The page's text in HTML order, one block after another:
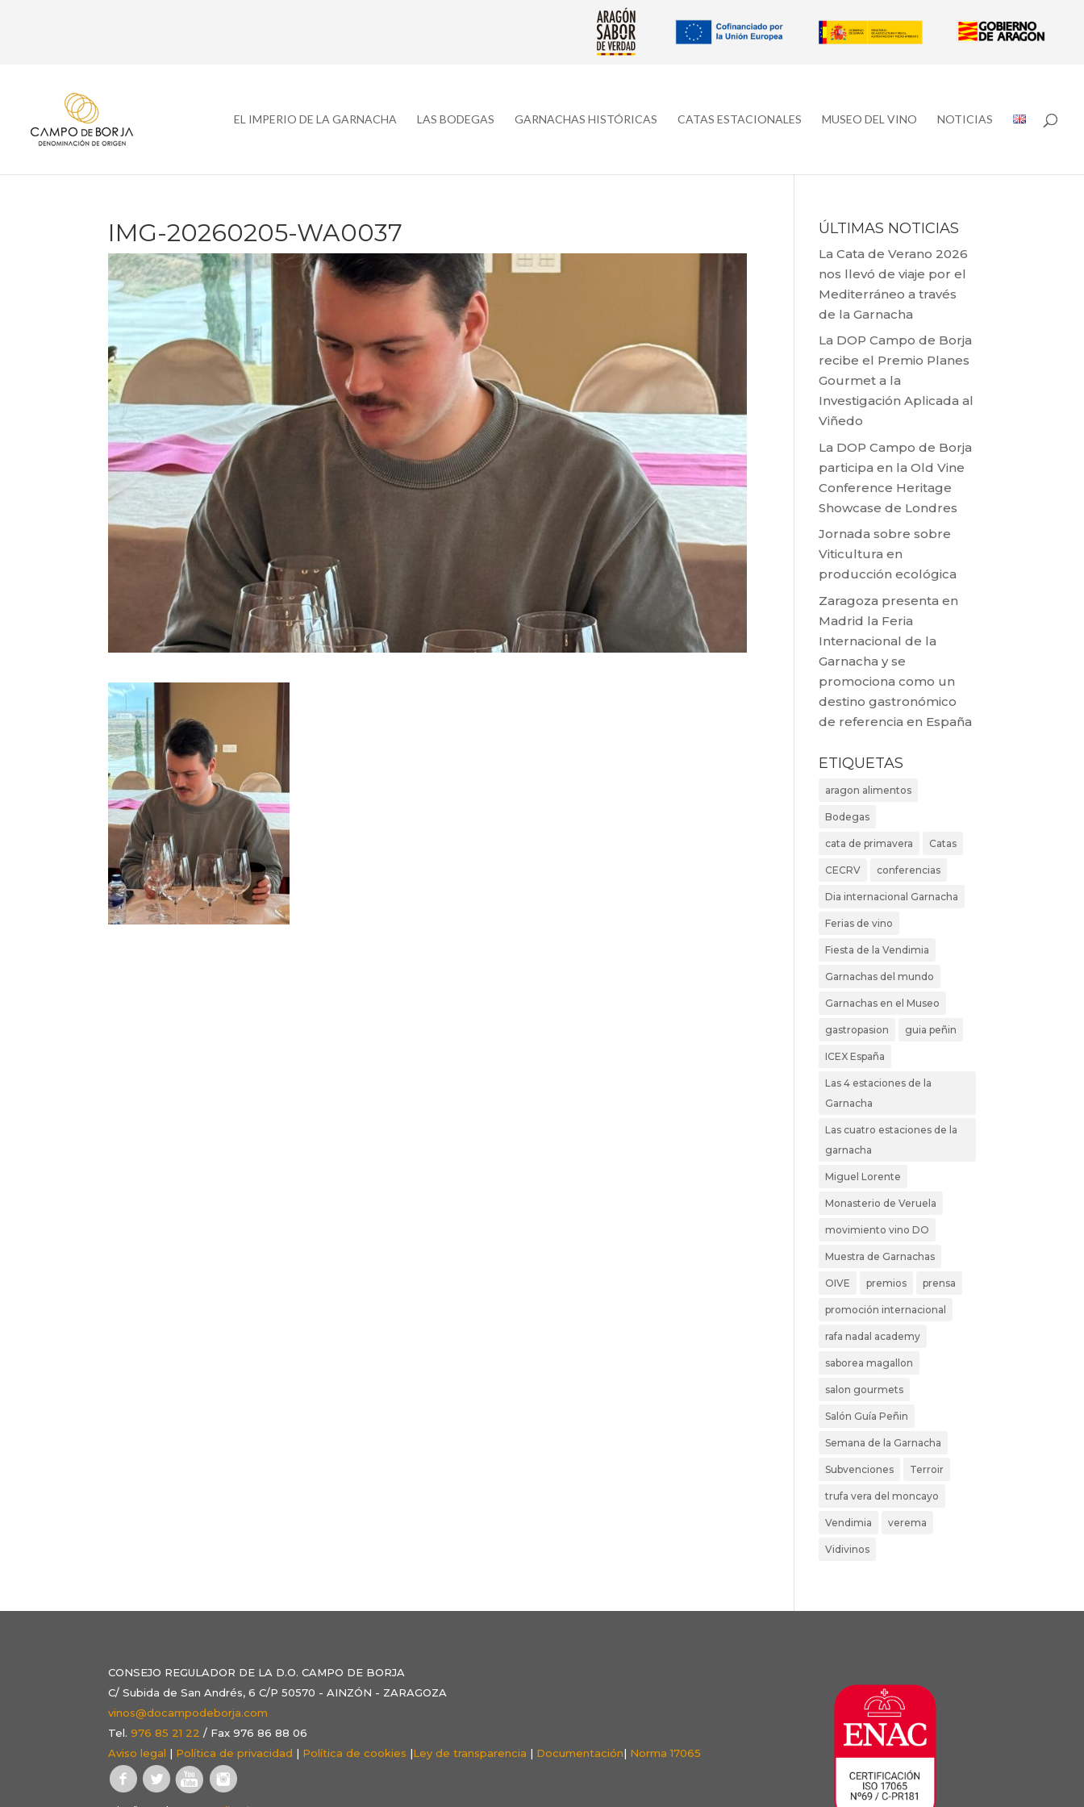
EL IMPERIO DE LA GARNACHA LAS BODEGAS GARNACHAS HISTÓRICAS CATAS ESTACIONALES MUSEO DEL VINO NOTICIAS
IMG-20260205-WA0037 ÚLTIMAS NOTICIAS
La Cata de Verano 2026
nos llevó de viaje por el
Mediterráneo a través
de la Garnacha
La DOP Campo de Borja
recibe el Premio Planes
Gourmet a la
Investigación Aplicada al
Viñedo
La DOP Campo de Borja
participa en la Old Vine
Conference Heritage
Showcase de Londres
Jornada sobre sobre
Viticultura en
producción ecológica
Zaragoza presenta en
Madrid la Feria
Internacional de la
Garnacha y se
promociona como un
destino gastronómico
de referencia en España
ETIQUETAS
aragon alimentos
Bodegas
cata de primavera Catas
CECRV conferencias
Dia internacional Garnacha
Ferias de vino
Fiesta de la Vendimia
Garnachas del mundo
Garnachas en el Museo
gastropasion guia peñin
ICEX España
Las 4 estaciones de la
Garnacha
Las cuatro estaciones de la
garnacha
Miguel Lorente
Monasterio de Veruela
movimiento vino DO
Muestra de Garnachas
OIVE premios prensa
promoción internacional
rafa nadal academy
saborea magallon
salon gourmets
Salón Guía Peñin
Semana de la Garnacha
Subvenciones Terroir
trufa vera del moncayo
Vendimia verema
Vidivinos
CONSEJO REGULADOR DE LA D.O. CAMPO DE BORJA
C/ Subida de San Andrés, 6 C/P 50570 - AINZÓN - ZARAGOZA
vinos@docampodeborja.com
Tel.976 85 21 22 / Fax 976 86 88 06
Aviso legal | Política de privacidad | Política de cookies |Ley de transparencia | Documentación| Norma 17065